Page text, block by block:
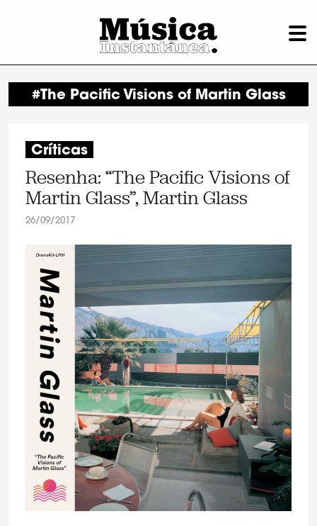
#The Pacific Visions of Martin Glass
Críticas
Resenha: “The Pacific Visions of
Martin Glass”, Martin Glass
26/09/2017